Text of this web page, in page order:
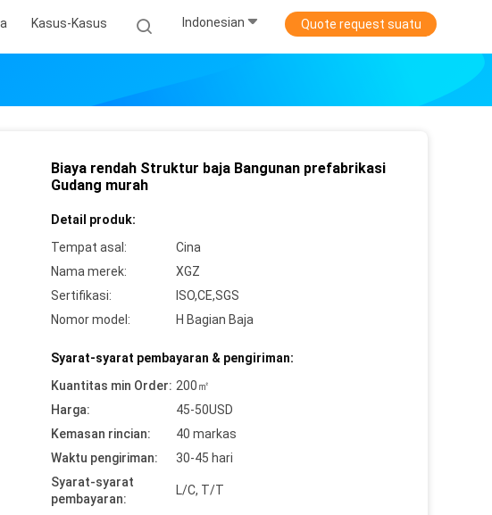
Kasus-Kasus Indonesian Quote request suatu
Biaya rendah Struktur baja Bangunan prefabrikasi
Gudang murah
Detail produk:
Tempat asal:
Cina
Nama merek:
XGZ
Sertifikasi:
ISO,CE,SGS
Nomor model:
H Bagian Baja
Syarat-syarat pembayaran & pengiriman:
Kuantitas min Order: 200㎡
Harga:
45-50USD
Kemasan rincian:
40 markas
Waktu pengiriman:
30-45 hari
Syarat-syarat
pembayaran:
L/C, T/T